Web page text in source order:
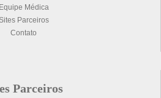
Equipe Médica
Parceiros
Contato
Parceiros